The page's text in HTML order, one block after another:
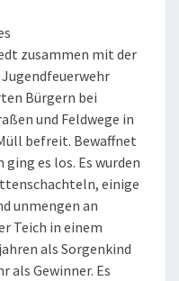
zusammen mit der
Bürgern bei
und Feldwege in
befreit. Bewaffnet
es los. Es wurden
einige
unmengen an
Teich in einem
als Sorgenkind
als Gewinner. Es